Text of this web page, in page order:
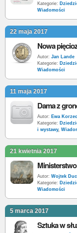
Kategorie:
Wiadomości
22 maja 2017
Autor: Jan Lande
Kategorie:
Wiadomości
11 maja 2017
Autor: Ewa
Kategorie:
i wystawy,
21 kwietnia 2017
Autor: Wojtek
Kategorie:
Wiadomości
5 marca 2017